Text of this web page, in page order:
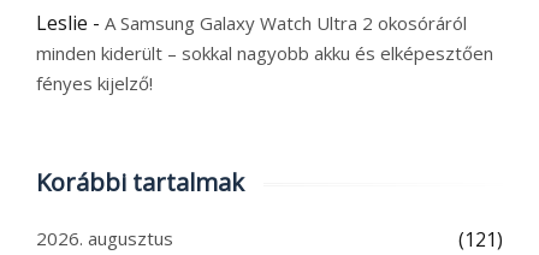
Leslie - A Samsung Galaxy Watch Ultra 2 okosóráról
minden kiderült – sokkal nagyobb akku és elképesztően
fényes kijelző!
Korábbi tartalmak
2026. augusztus (121)